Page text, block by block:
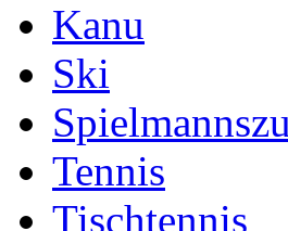
Kanu
Ski
Tennis
Tischtennis